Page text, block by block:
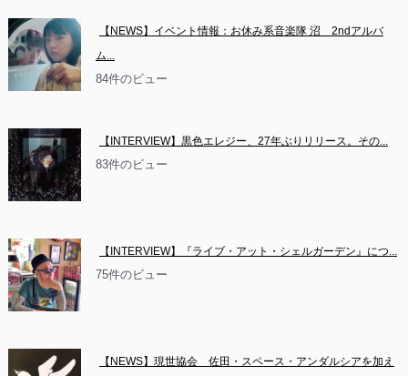
【NEWS】イベント情報：お休み系音楽隊 沼　2ndアルバ
ム...
84件のビュー
【INTERVIEW】黒色エレジー、27年ぶりリリース。その...
83件のビュー
【INTERVIEW】『ライブ・アット・シェルガーデン』につ...
75件のビュー
【NEWS】現世協会　佐田・スペース・アンダルシアを加え